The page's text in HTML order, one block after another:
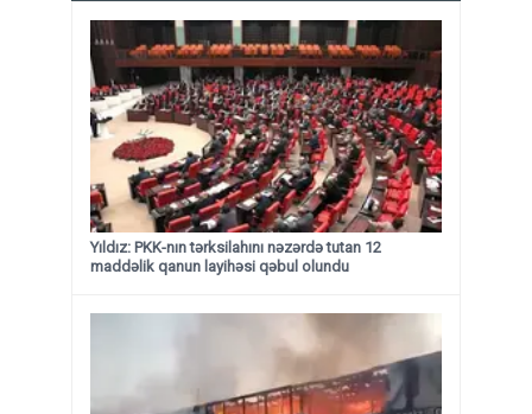
Yıldız: PKK-nın tərksilahını nəzərdə tutan 12
maddəlik qanun layihəsi qəbul olundu ​​​​​​​